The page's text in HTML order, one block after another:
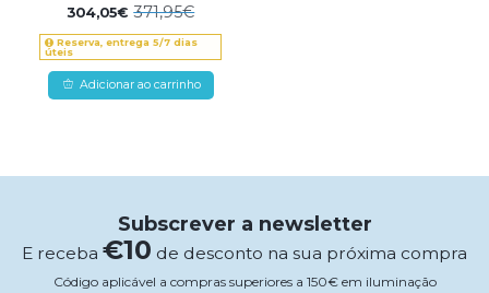
304,05€371,95€
Reserva, entrega 5/7 dias
úteis
Adicionar ao carrinho
Subscrever a newsletter
E receba €10 de desconto na sua próxima compra
Código aplicável a compras superiores a 150€ em iluminação